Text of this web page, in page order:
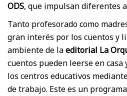
ODS, que impulsan diferentes
Tanto profesorado como
gran interés por los cuentos y
ambiente de laeditorial La
cuentos pueden leerse en
los centros educativos
de trabajo. Este es un